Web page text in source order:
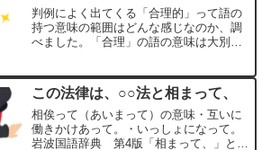
判例によく出てくる「合理的」って語の
持つ意味の範囲はどんな感じなのか、調
べました。「合理」の語の意味は大別す
ある、道理をわきまえた （⇔ irrational...
この法律は、○○法と相まって、
相俟って（あいまって）の意味・互いに
働きかけあって。・いっしょになって。
岩波国語辞典 第4版「相まって、」とい